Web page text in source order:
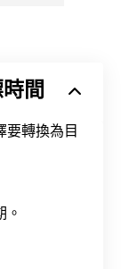
間
要轉換為目